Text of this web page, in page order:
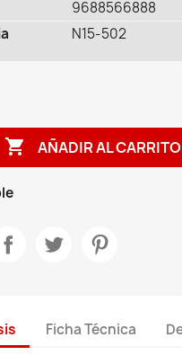
9688566888
N15-502
 AÑADIR AL CARRITO
Ficha Técnica